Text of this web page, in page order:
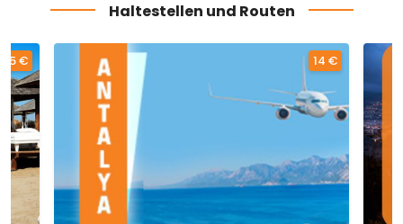
Haltestellen und Routen
35 € 14 €